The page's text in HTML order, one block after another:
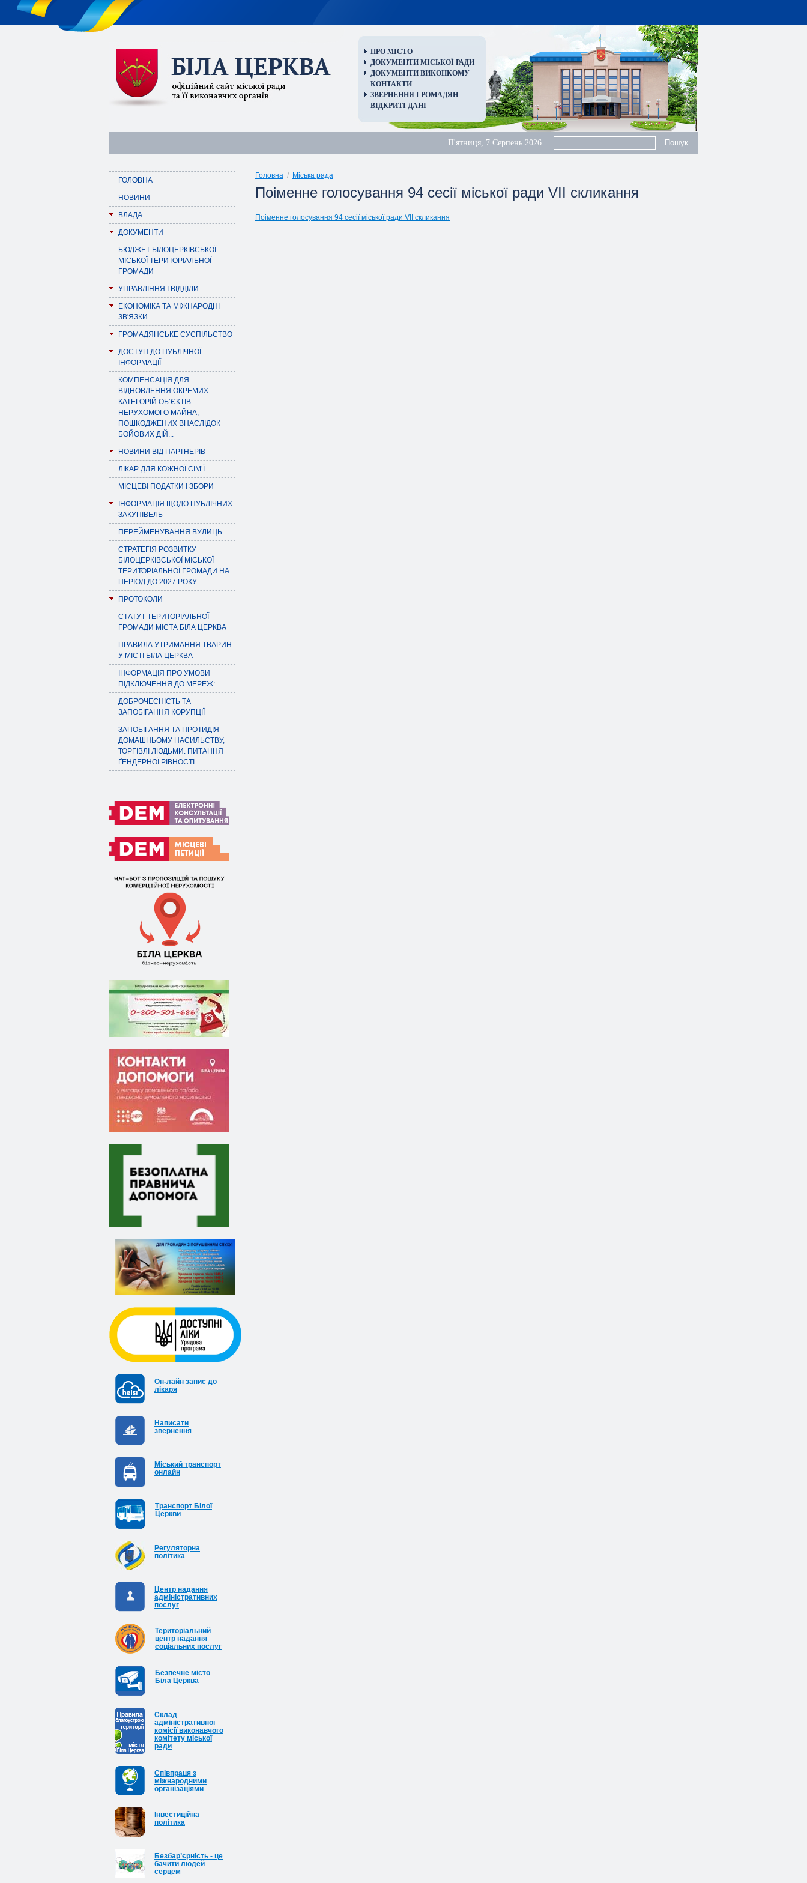
ПРО МІСТО
ДОКУМЕНТИ МІСЬКОЇ РАДИ
ДОКУМЕНТИ ВИКОНКОМУ
КОНТАКТИ
ЗВЕРНЕННЯ ГРОМАДЯН
ВІДКРИТІ ДАНІ
П'ятниця, 7 Серпень 2026
ГОЛОВНА
НОВИНИ
ВЛАДА
ДОКУМЕНТИ
БЮДЖЕТ БІЛОЦЕРКІВСЬКОЇ
МІСЬКОЇ ТЕРИТОРІАЛЬНОЇ
ГРОМАДИ
УПРАВЛІННЯ І ВІДДІЛИ
ЕКОНОМІКА ТА МІЖНАРОДНІ
ЗВ'ЯЗКИ
ГРОМАДЯНСЬКЕ СУСПІЛЬСТВО
ДОСТУП ДО ПУБЛІЧНОЇ
ІНФОРМАЦІЇ
КОМПЕНСАЦІЯ ДЛЯ
ВІДНОВЛЕННЯ ОКРЕМИХ
КАТЕГОРІЙ ОБ’ЄКТІВ
НЕРУХОМОГО МАЙНА,
ПОШКОДЖЕНИХ ВНАСЛІДОК
БОЙОВИХ ДІЙ...
НОВИНИ ВІД ПАРТНЕРІВ
ЛІКАР ДЛЯ КОЖНОЇ СІМ’Ї
МІСЦЕВІ ПОДАТКИ І ЗБОРИ
ІНФОРМАЦІЯ ЩОДО ПУБЛІЧНИХ
ЗАКУПІВЕЛЬ
ПЕРЕЙМЕНУВАННЯ ВУЛИЦЬ
СТРАТЕГІЯ РОЗВИТКУ
БІЛОЦЕРКІВСЬКОЇ МІСЬКОЇ
ТЕРИТОРІАЛЬНОЇ ГРОМАДИ НА
ПЕРІОД ДО 2027 РОКУ
ПРОТОКОЛИ
СТАТУТ ТЕРИТОРІАЛЬНОЇ
ГРОМАДИ МІСТА БІЛА ЦЕРКВА
ПРАВИЛА УТРИМАННЯ ТВАРИН
У МІСТІ БІЛА ЦЕРКВА
ІНФОРМАЦІЯ ПРО УМОВИ
ПІДКЛЮЧЕННЯ ДО МЕРЕЖ:
ДОБРОЧЕСНІСТЬ ТА
ЗАПОБІГАННЯ КОРУПЦІЇ
ЗАПОБІГАННЯ ТА ПРОТИДІЯ
ДОМАШНЬОМУ НАСИЛЬСТВУ,
ТОРГІВЛІ ЛЮДЬМИ. ПИТАННЯ
ҐЕНДЕРНОЇ РІВНОСТІ
Он-лайн запис до
лікаря
Написати
звернення
Міський транспорт
онлайн
Транспорт Білої
Церкви
Регуляторна
політика
Центр надання
адміністративних
послуг
Територіальний
центр надання
соціальних послуг
Безпечне місто
Біла Церква
Cклад
адміністративної
комісії виконавчого
комітету міської
ради
Співпраця з
міжнародними
організаціями
Інвестиційна
політика
Безбар’єрність - це
бачити людей
серцем
Головна / Міська рада
Поіменне голосування 94 сесії міської ради VII скликання
Поіменне голосування 94 сесії міської ради VII скликання